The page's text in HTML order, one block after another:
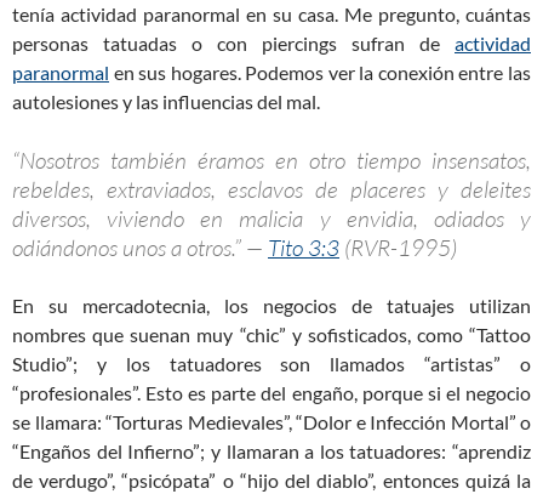
tenía actividad paranormal en su casa. Me pregunto, cuántas
personas tatuadas o con piercings sufran de actividad
paranormal en sus hogares. Podemos ver la conexión entre las
autolesiones y las influencias del mal.
“Nosotros también éramos en otro tiempo insensatos,
rebeldes, extraviados, esclavos de placeres y deleites
diversos, viviendo en malicia y envidia, odiados y
odiándonos unos a otros.” — Tito 3:3 (RVR-1995)
En su mercadotecnia, los negocios de tatuajes utilizan
nombres que suenan muy “chic” y sofisticados, como “Tattoo
Studio”; y los tatuadores son llamados “artistas” o
“profesionales”. Esto es parte del engaño, porque si el negocio
se llamara: “Torturas Medievales”, “Dolor e Infección Mortal” o
“Engaños del Infierno”; y llamaran a los tatuadores: “aprendiz
de verdugo”, “psicópata” o “hijo del diablo”, entonces quizá la